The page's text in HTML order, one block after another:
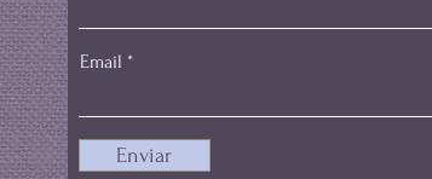
Email
Enviar